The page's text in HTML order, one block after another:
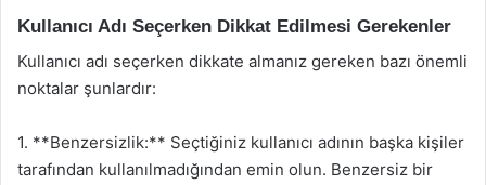
Kullanıcı Adı Seçerken Dikkat Edilmesi Gerekenler
Kullanıcı adı seçerken dikkate almanız gereken bazı önemli
noktalar şunlardır:
1. **Benzersizlik:** Seçtiğiniz kullanıcı adının başka kişiler
tarafından kullanılmadığından emin olun. Benzersiz bir